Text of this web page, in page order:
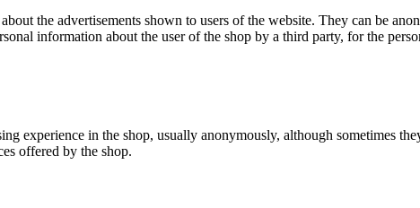
the advertisements shown to users of the website. They can be
information about the user of the shop by a third party, for the
experience in the shop, usually anonymously, although sometimes
offered by the shop.